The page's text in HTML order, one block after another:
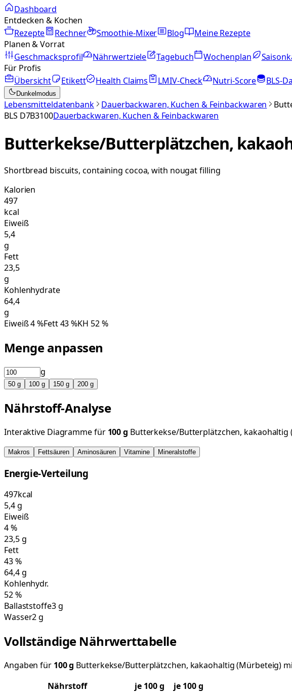
Dashboard
Entdecken & Kochen
Rezepte
Rechner Smoothie-Mixer Blog
Meine Rezepte
Planen & Vorrat
Geschmacksprofil
Nährwertziele Tagebuch Wochenplan
Für Profis
Übersicht
Etikett Health Claims LMIV-Check Nutri-Score BLS-
Dunkelmodus
Lebensmitteldatenbank Dauerbackwaren, Kuchen & Feinbackwaren
BLS D7B3100Dauerbackwaren, Kuchen & Feinbackwaren
Butterkekse/Butterplätzchen,
Shortbread biscuits, containing cocoa, with nougat filling
Kalorien
497
kcal
Eiweiß
5,4
g
Fett
23,5
g
Kohlenhydrate
64,4
g
Eiweiß4%Fett43%KH 52%
Menge anpassen
g
50 g 100 g 150 g 200 g
Nährstoff-Analyse
Interaktive Diagramme für 100g Butterkekse/Butterplätzchen,
Makros Fettsäuren Aminosäuren Vitamine Mineralstoffe
Energie-Verteilung
497kcal
5,4g
Eiweiß
4%
23,5g
Fett
43%
64,4g
Kohlenhydr.
52%
Ballaststoffe3 g
Wasser2 g
Vollständige Nährwerttabelle
Angaben für 100g Butterkekse/Butterplätzchen, kakaohaltig (Mürbeteig)
Nährstoff
je 100g
je 100 g